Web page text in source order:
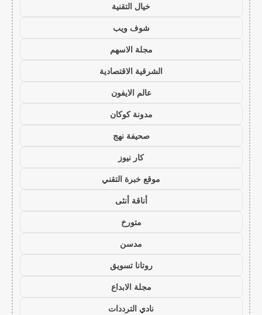
خيال التقنية
شوف ويب
مجلة الاسهم
الشرقية الاقتصادية
عالم الايفون
مدونة كوكان
صحيفة نهج
كار نيوز
موقع خبرة التقني
أناقة أنثى
متورخ
مدسن
روتانا تسويق
مجلة الابداع
نادي الترددات